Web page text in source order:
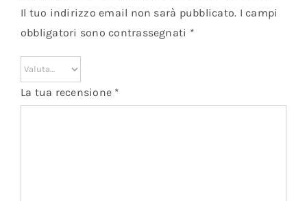
Il tuo indirizzo email non sarà pubblicato. I campi
obbligatori sono contrassegnati *
La tua recensione *